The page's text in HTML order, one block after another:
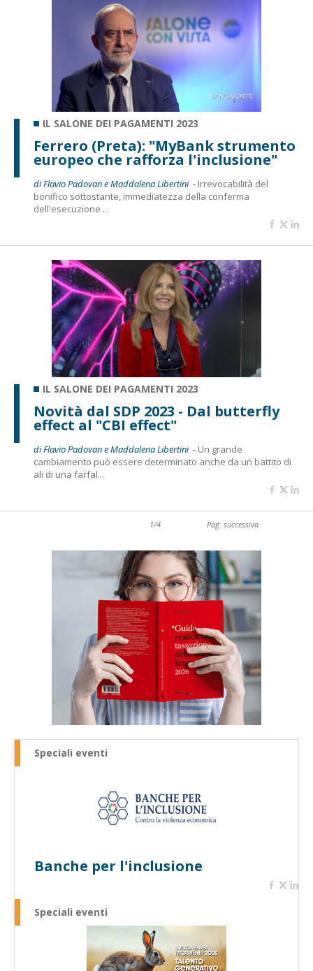
IL SALONE DEI PAGAMENTI 2023
Ferrero (Preta): "MyBank strumento
europeo che rafforza l'inclusione"
di Flavio Padovan e Maddalena Libertini - Irrevocabilità del
bonifico sottostante, immediatezza della conferma
dell'esecuzione ...
IL SALONE DEI PAGAMENTI 2023
Novità dal SDP 2023 - Dal butterfly
effect al "CBI effect"
di Flavio Padovan e Maddalena Libertini - Un grande
cambiamento può essere determinato anche da un battito di
ali di una farfal...
1/4 Pag. successiva
Speciali eventi
Banche per l'inclusione
Speciali eventi